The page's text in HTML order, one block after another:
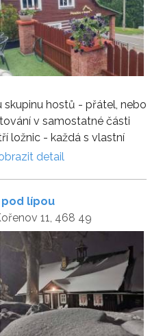
skupinu hostů - přátel, nebo
v samostatné části
ložnic - každá s vlastní
detail
pod lípou
11, 468 49